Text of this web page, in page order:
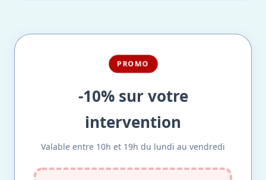
PROMO
-10% sur votre
intervention
Valable entre 10h et 19h du lundi au vendredi